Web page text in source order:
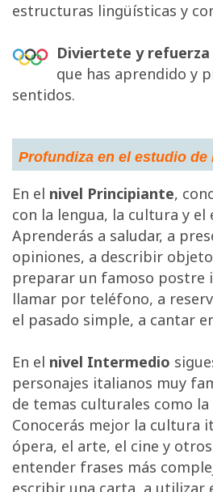
estructuras lingüísticas y
Diviertete y refuerza
que has aprendido y
sentidos.
Profundiza en el estudio
En el nivel Principiante,
con la lengua, la cultura y
Aprenderás a saludar, a
opiniones, a describir
preparar un famoso postre
llamar por teléfono, a
el pasado simple, a cantar
En el nivel Intermedio
personajes italianos muy
de temas culturales como
Conocerás mejor la cultura
ópera, el arte, el cine y
entender frases más
escribir una carta, a utilizar